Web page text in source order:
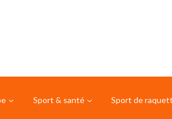
Sport & santé Sport de